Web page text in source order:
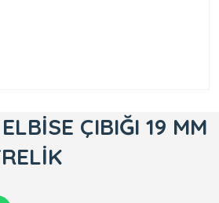
ÇIBIĞI 19 MM